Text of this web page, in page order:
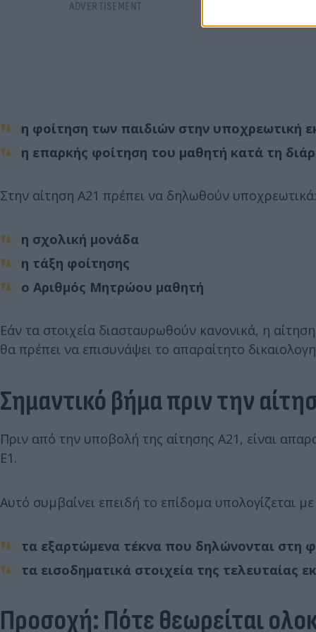
η φοίτηση των παιδιών στην υποχρεωτική
η επαρκής φοίτηση του μαθητή κατά τη
Στην αίτηση Α21 πρέπει να δηλωθούν υποχρεωτικά:
η σχολική μονάδα
η τάξη φοίτησης
ο Αριθμός Μητρώου μαθητή
Εάν τα στοιχεία διασταυρωθούν κανονικά, η
θα πρέπει να επισυνάψει το απαραίτητο
Σημαντικό βήμα πριν την
Πριν από την υποβολή της αίτησης Α21, είναι
Ε1.
Αυτό συμβαίνει επειδή το επίδομα υπολογίζεται
τα εξαρτώμενα τέκνα που δηλώνονται στη
τα εισοδηματικά στοιχεία της τελευταίας
Προσοχή: Πότε θεωρείται